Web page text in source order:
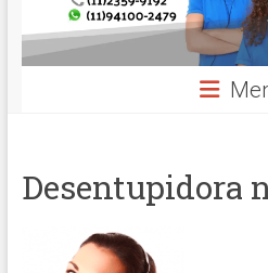
Desentupidora